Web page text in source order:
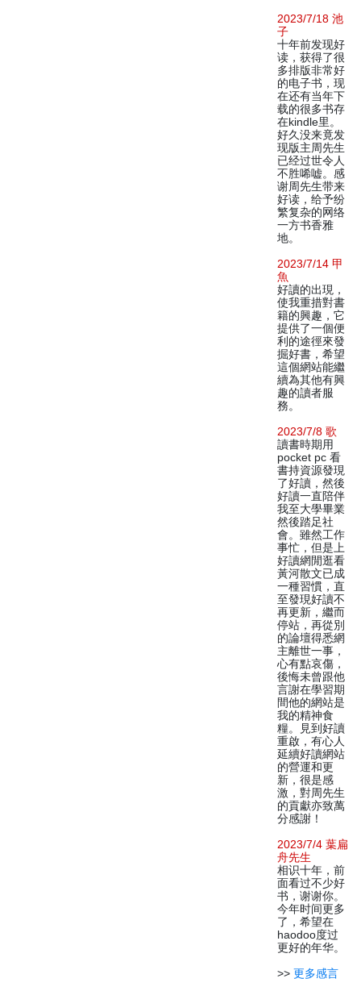
2023/7/18 池
子
十年前发现好
读，获得了很
多排版非常好
的电子书，现
在还有当年下
载的很多书存
在kindle里。
好久没来竟发
现版主周先生
已经过世令人
不胜唏嘘。感
谢周先生带来
好读，给予纷
繁复杂的网络
一方书香雅
地。
2023/7/14 甲
魚
好讀的出現，
使我重措對書
籍的興趣，它
提供了一個便
利的途徑來發
掘好書，希望
這個網站能繼
續為其他有興
趣的讀者服
務。
2023/7/8 歌
讀書時期用
pocket pc 看
書持資源發現
了好讀，然後
好讀一直陪伴
我至大學畢業
然後踏足社
會。雖然工作
事忙，但是上
好讀網閒逛看
黃河散文已成
一種習慣，直
至發現好讀不
再更新，繼而
停站，再從別
的論壇得悉網
主離世一事，
心有點哀傷，
後悔未曾跟他
言謝在學習期
間他的網站是
我的精神食
糧。見到好讀
重啟，有心人
延續好讀網站
的營運和更
新，很是感
激，對周先生
的貢獻亦致萬
分感謝！
2023/7/4 葉扁
舟先生
相识十年，前
面看过不少好
书，谢谢你。
今年时间更多
了，希望在
haodoo度过
更好的年华。
>> 更多感言